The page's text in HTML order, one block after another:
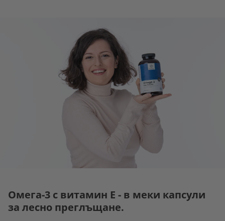
Омега-3 с витамин Е - в меки капсули
за лесно преглъщане.